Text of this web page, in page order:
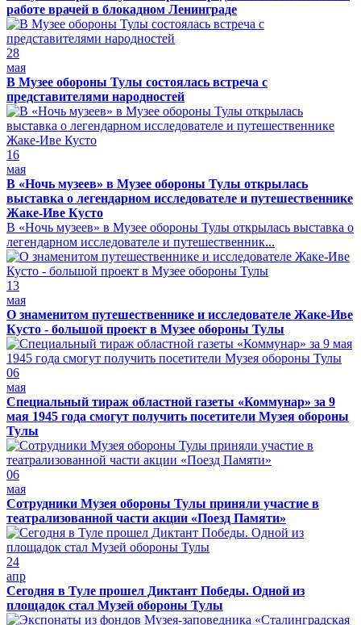
работе врачей в блокадном Ленинграде
28
мая
В Музее обороны Тулы состоялась встреча с
представителями народностей
16
мая
В «Ночь музеев» в Музее обороны Тулы открылась
выставка о легендарном исследователе и путешественнике
Жаке-Иве Кусто
В «Ночь музеев» в Музее обороны Тулы открылась выставка о
легендарном исследователе и путешественник...
13
мая
О знаменитом путешественнике и исследователе Жаке-Иве
Кусто - большой проект в Музее обороны Тулы
06
мая
Специальный тираж областной газеты «Коммунар» за 9
мая 1945 года смогут получить посетители Музея обороны
Тулы
06
мая
Сотрудники Музея обороны Тулы приняли участие в
театрализованной части акции «Поезд Памяти»
24
апр
Сегодня в Туле прошел Диктант Победы. Одной из
площадок стал Музей обороны Тулы